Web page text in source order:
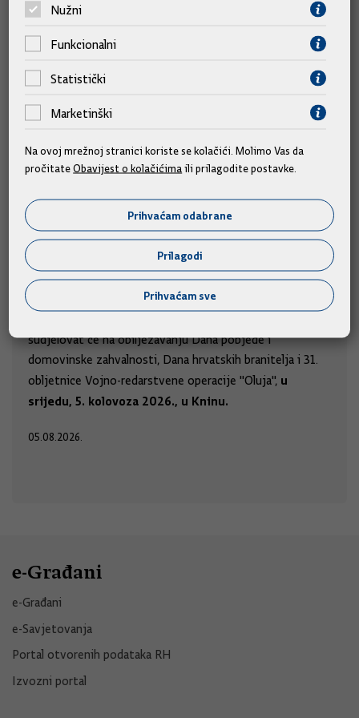
Predsjednik i članovi Vlade na obilježavanju
obljetnice "Oluje"
sudjelovat će na obilježavanju Dana pobjede i
domovinske zahvalnosti, Dana hrvatskih branitelja i 31.
obljetnice Vojno-redarstvene operacije "Oluja", u
srijedu, 5. kolovoza 2026., u Kninu.
05.08.2026.
e-Građani
e-Građani
e-Savjetovanja
Portal otvorenih podataka RH
Izvozni portal
Nužni
Funkcionalni
Statistički
Marketinški
Na ovoj mrežnoj stranici koriste se kolačići. Molimo Vas da
pročitateObavijest o kolačićimaili prilagodite postavke.
Prihvaćam odabrane
Prilagodi
Prihvaćam sve